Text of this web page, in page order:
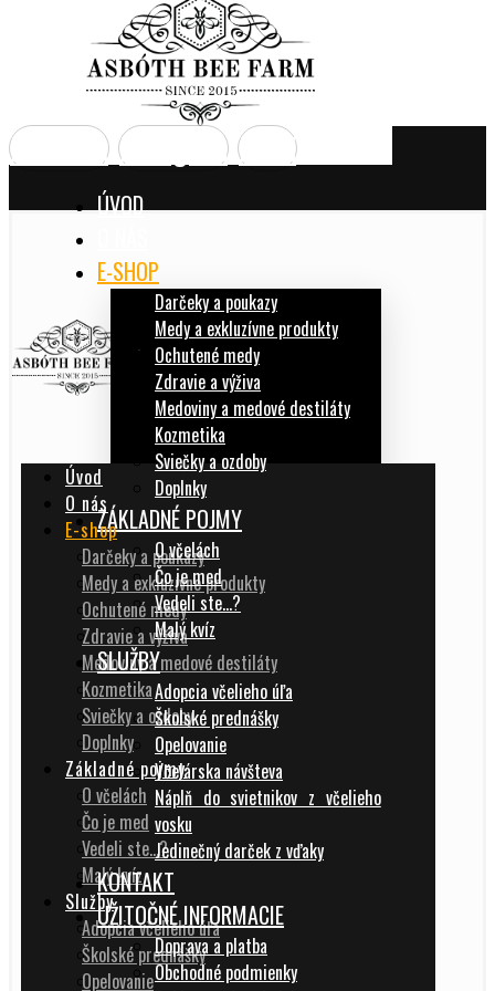
Facebook Instagram Email
ÚVOD
E-SHOP
Darčeky a poukazy
Medy a exkluzívne produkty
Ochutené medy
Zdravie a výživa
Medoviny a medové destiláty
Kozmetika
Sviečky a ozdoby
Doplnky
ZÁKLADNÉ POJMY
O včelách
Čo je med
Vedeli ste…?
Malý kvíz
SLUŽBY
Adopcia včelieho úľa
Školské prednášky
Opelovanie
Včelárska návšteva
Náplň do svietnikov z včelieho
vosku
Jedinečný darček z vďaky
KONTAKT
UŽITOČNÉ INFORMACIE
Doprava a platba
Obchodné podmienky
Úvod
O nás
E-shop
Darčeky a poukazy
Medy a exkluzívne produkty
Ochutené medy
Zdravie a výživa
Medoviny a medové destiláty
Kozmetika
Sviečky a ozdoby
Doplnky
Základné pojmy
O včelách
Čo je med
Vedeli ste…?
Malý kvíz
Služby
Adopcia včelieho úľa
Školské prednášky
Opelovanie